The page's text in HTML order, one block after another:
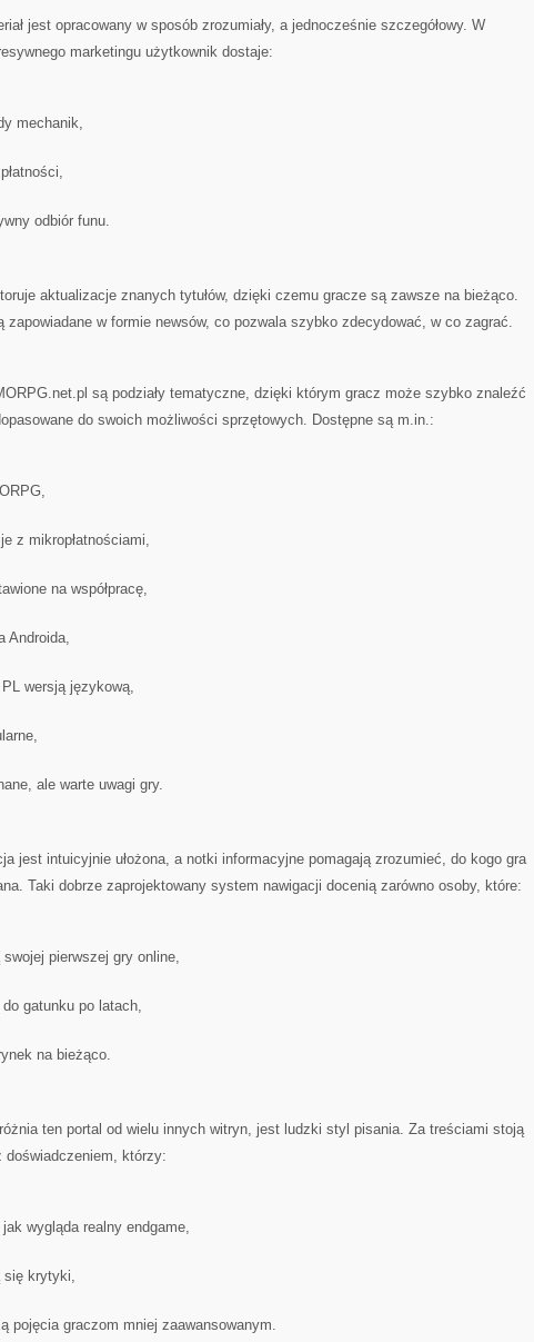
jest opracowany w sposób zrozumiały, a jednocześnie szczegółowy. W
marketingu użytkownik dostaje:
mechanik,
odbiór funu.
aktualizacje znanych tytułów, dzięki czemu gracze są zawsze na bieżąco.
zapowiadane w formie newsów, co pozwala szybko zdecydować, w co zagrać.
są podziały tematyczne, dzięki którym gracz może szybko znaleźć
do swoich możliwości sprzętowych. Dostępne są m.in.:
z mikropłatnościami,
na współpracę,
Androida,
wersją językową,
ale warte uwagi gry.
jest intuicyjnie ułożona, a notki informacyjne pomagają zrozumieć, do kogo gra
Taki dobrze zaprojektowany system nawigacji docenią zarówno osoby, które:
pierwszej gry online,
gatunku po latach,
na bieżąco.
ten portal od wielu innych witryn, jest ludzki styl pisania. Za treściami stoją
doświadczeniem, którzy:
wygląda realny endgame,
się krytyki,
pojęcia graczom mniej zaawansowanym.